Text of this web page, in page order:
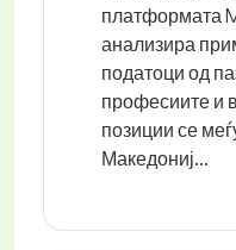
платформата
анализира
податоци од
професиите и
позиции се
Македониј...